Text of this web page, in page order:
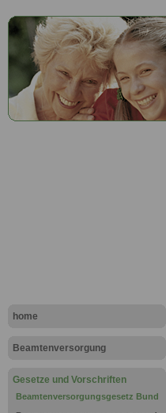
home
Beamtenversorgung
Gesetze und Vorschriften
Beamtenversorgungsgesetz Bund